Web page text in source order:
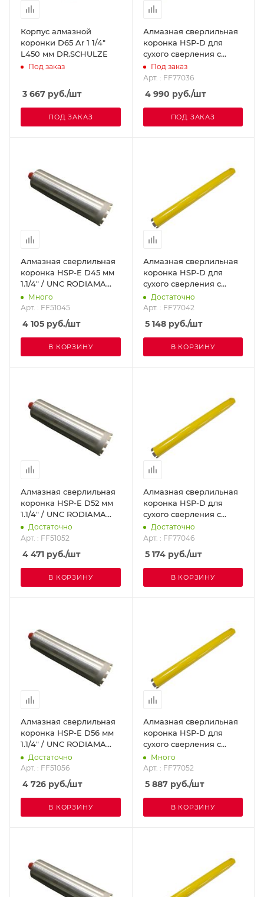
Корпус алмазной
коронки D65 Ar 1 1/4"
L450 мм DR.SCHULZE
Под заказ
3 667 руб./шт
ПОД ЗАКАЗ
Алмазная сверлильная
коронка HSP-D для
сухого сверления с
микроударом, диам. 36
мм 1 1/4 UNC
DR.SCHULZE FF77036
Под заказ
Арт. : FF77036
4 990 руб./шт
ПОД ЗАКАЗ
Алмазная сверлильная
коронка HSP-E D45 мм
1.1/4" / UNC RODIAMA
FF51045
Много
Арт. : FF51045
4 105 руб./шт
В КОРЗИНУ
Алмазная сверлильная
коронка HSP-D для
сухого сверления с
микроударом, диам. 42
мм 1 1/4 UNC
DR.SCHULZE FF77042
Достаточно
Арт. : FF77042
5 148руб./шт
В КОРЗИНУ
Алмазная сверлильная
коронка HSP-E D52 мм
1.1/4" / UNC RODIAMA
FF51052
Достаточно
Арт. : FF51052
4 471 руб./шт
В КОРЗИНУ
Алмазная сверлильная
коронка HSP-D для
сухого сверления с
микроударом, диам. 46
мм 1 1/4 UNC
DR.SCHULZE FF77046
Достаточно
Арт. : FF77046
5 174руб./шт
В КОРЗИНУ
Алмазная сверлильная
коронка HSP-E D56 мм
1.1/4" / UNC RODIAMA
FF51056
Достаточно
Арт. : FF51056
4 726 руб./шт
В КОРЗИНУ
Алмазная сверлильная
коронка HSP-D для
сухого сверления с
микроударом, диам. 52
мм 1 1/4 UNC
DR.SCHULZE FF77052
Много
Арт. : FF77052
5 887руб./шт
В КОРЗИНУ